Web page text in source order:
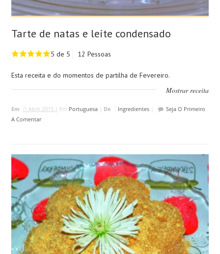
Tarte de natas e leite condensado
5 de 5 12 Pessoas
Esta receita e do momentos de partilha de Fevereiro.
Mostrar receita
Em 1 Abril, 2015 | Em Portuguesa| De Ingredientes|
Seja O Primeiro
A Comentar